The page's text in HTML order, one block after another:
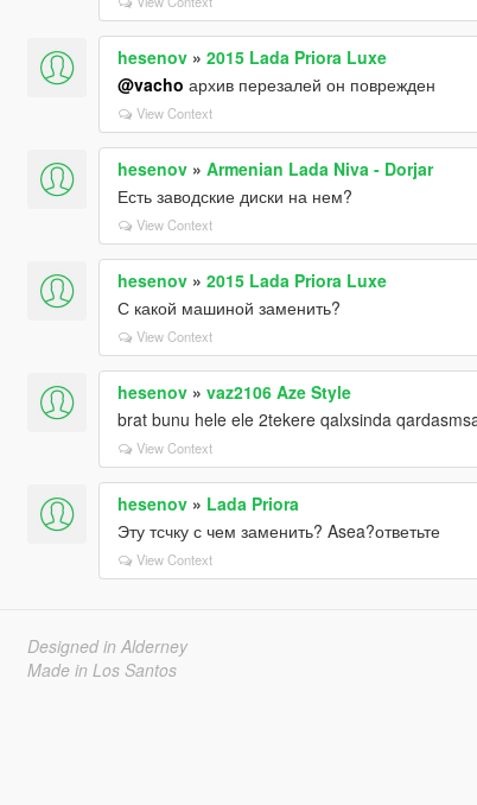
hesenov» 2015 Lada Priora Luxe
@vacho архив перезалей он поврежден
View Context
hesenov» Armenian Lada Niva - Dorjar
Есть заводские диски на нем?
View Context
hesenov» 2015 Lada Priora Luxe
С какой машиной заменить?
View Context
hesenov» vaz2106 Aze Style
brat bunu hele ele 2tekere qalxsinda
View Context
hesenov» Lada Priora
Эту тсчку с чем заменить? Asea?ответьте
View Context
Designed in Alderney
Made in Los Santos